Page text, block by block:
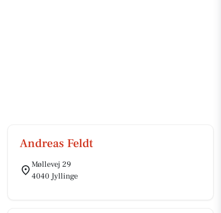
Andreas Feldt
Møllevej 29
4040 Jyllinge